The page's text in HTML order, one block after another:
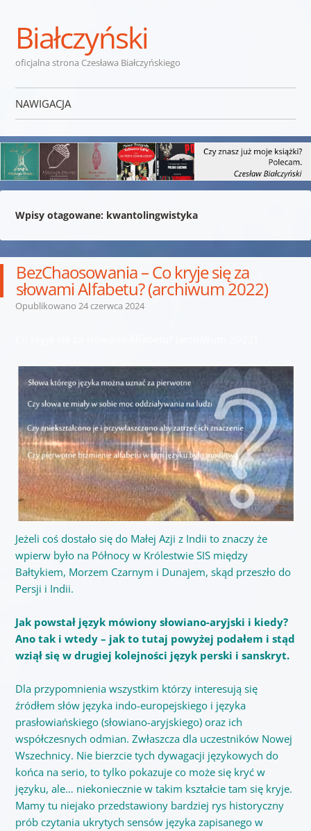
Białczyński
oficjalna strona Czesława Białczyńskiego
NAWIGACJA
Wpisy otagowane: kwantolingwistyka
BezChaosowania – Co kryje się za
słowami Alfabetu? (archiwum 2022)
Opublikowano 24 czerwca 2024
Jeżeli coś dostało się do Małej Azji z Indii to znaczy że
wpierw było na Północy w Królestwie SIS między
Bałtykiem, Morzem Czarnym i Dunajem, skąd przeszło do
Persji i Indii.
Jak powstał język mówiony słowiano-aryjski i kiedy?
Ano tak i wtedy – jak to tutaj powyżej podałem i stąd
wziął się w drugiej kolejności język perski i sanskryt.
Dla przypomnienia wszystkim którzy interesują się
źródłem słów języka indo-europejskiego i języka
prasłowiańskiego (słowiano-aryjskiego) oraz ich
współczesnych odmian. Zwłaszcza dla uczestników Nowej
Wszechnicy. Nie bierzcie tych dywagacji językowych do
końca na serio, to tylko pokazuje co może się kryć w
języku, ale… niekoniecznie w takim kształcie tam się kryje.
Mamy tu niejako przedstawiony bardziej rys historyczny
prób czytania ukrytych sensów języka zapisanego w